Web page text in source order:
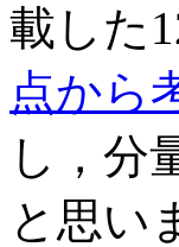
載した
点から
し，分
と思い